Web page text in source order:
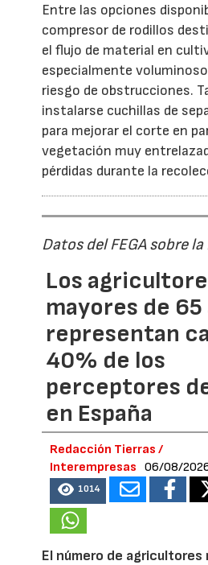
Entre las opciones
compresor de rodillos
el flujo de material en
especialmente
riesgo de obstrucciones.
instalarse cuchillas de
para mejorar el corte en
vegetación muy
pérdidas durante la
Datos del FEGA sobre la
Los
mayores de 65
representan
40% de los
perceptores
en España
Redacción Tierras /
Interempresas
06/08/
1014
El número de agricultores